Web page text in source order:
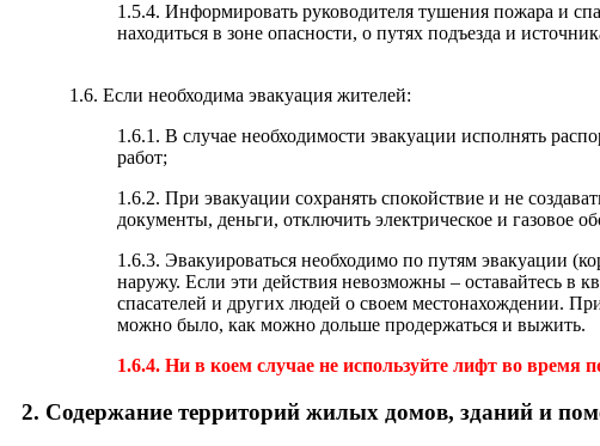
1.5.4. Информировать руководителя тушения пожара и
находиться в зоне опасности, о путях подъезда и
1.6. Если необходима эвакуация жителей:
1.6.1. В случае необходимости эвакуации исполнять
работ;
1.6.2. При эвакуации сохранять спокойствие и не
документы, деньги, отключить электрическое и газовое
1.6.3. Эвакуироваться необходимо по путям эвакуации
наружу. Если эти действия невозможны – оставайтесь в
спасателей и других людей о своем местонахождении.
можно было, как можно дольше продержаться и выжить.
1.6.4. Ни в коем случае не используйте лифт во время
2. Содержание территорий жилых домов, зданий и